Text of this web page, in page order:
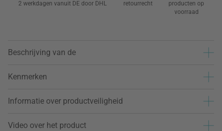
2 werkdagen vanuit DE door DHL
retourrecht
producten op
voorraad
Beschrijving van de
Kenmerken
Informatie over productveiligheid
Video over het product